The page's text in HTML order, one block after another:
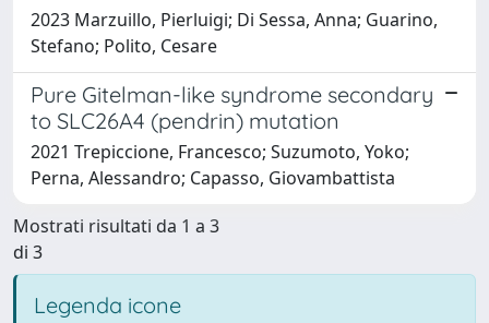
2023 Marzuillo, Pierluigi; Di Sessa, Anna; Guarino,
Stefano; Polito, Cesare
Pure Gitelman-like syndrome secondary
to SLC26A4 (pendrin) mutation
2021 Trepiccione, Francesco; Suzumoto, Yoko;
Perna, Alessandro; Capasso, Giovambattista
Mostrati risultati da 1 a 3
di 3
Legenda icone